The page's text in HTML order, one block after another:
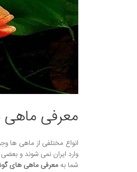
معرفی ماهی
انواع مختلفی از ماهی ها
وارد ایران نمی شوند و
شما به معرفی ماهی های